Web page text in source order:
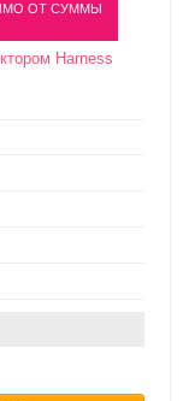
ОТ СУММЫ
Harness